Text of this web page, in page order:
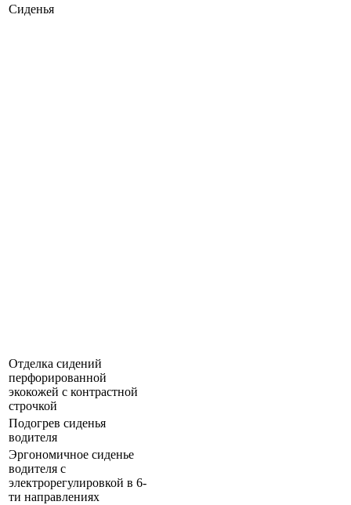
Сиденья
Отделка сидений
перфорированной
экокожей с контрастной
строчкой
Подогрев сиденья
водителя
Эргономичное сиденье
водителя с
электрорегулировкой в 6-
ти направлениях